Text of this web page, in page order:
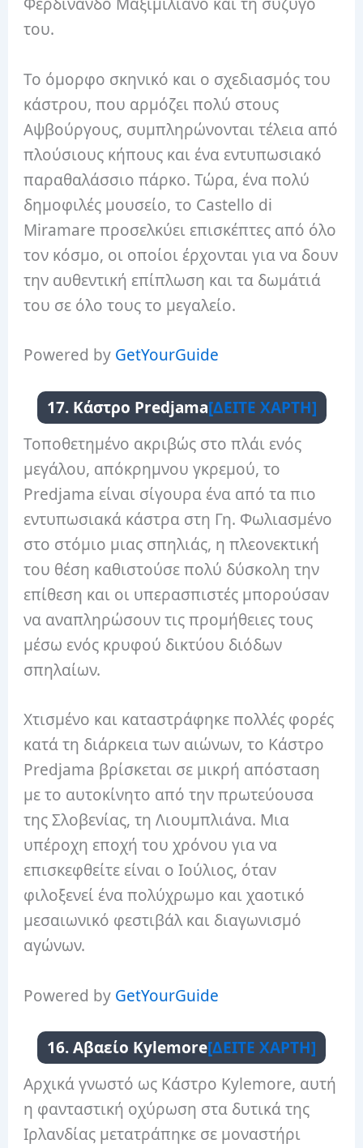
Φερδινάνδο Μαξιμιλιανό και τη σύζυγό
του.
Το όμορφο σκηνικό και ο σχεδιασμός του
κάστρου, που αρμόζει πολύ στους
Αψβούργους, συμπληρώνονται τέλεια από
πλούσιους κήπους και ένα εντυπωσιακό
παραθαλάσσιο πάρκο. Τώρα, ένα πολύ
δημοφιλές μουσείο, το Castello di
Miramare προσελκύει επισκέπτες από όλο
τον κόσμο, οι οποίοι έρχονται για να δουν
την αυθεντική επίπλωση και τα δωμάτιά
του σε όλο τους το μεγαλείο.
Powered by GetYourGuide
17. Κάστρο Predjama[ΔΕΙΤΕ ΧΑΡΤΗ]
Τοποθετημένο ακριβώς στο πλάι ενός
μεγάλου, απόκρημνου γκρεμού, το
Predjama είναι σίγουρα ένα από τα πιο
εντυπωσιακά κάστρα στη Γη. Φωλιασμένο
στο στόμιο μιας σπηλιάς, η πλεονεκτική
του θέση καθιστούσε πολύ δύσκολη την
επίθεση και οι υπερασπιστές μπορούσαν
να αναπληρώσουν τις προμήθειες τους
μέσω ενός κρυφού δικτύου διόδων
σπηλαίων.
Χτισμένο και καταστράφηκε πολλές φορές
κατά τη διάρκεια των αιώνων, το Κάστρο
Predjama βρίσκεται σε μικρή απόσταση
με το αυτοκίνητο από την πρωτεύουσα
της Σλοβενίας, τη Λιουμπλιάνα. Μια
υπέροχη εποχή του χρόνου για να
επισκεφθείτε είναι ο Ιούλιος, όταν
φιλοξενεί ένα πολύχρωμο και χαοτικό
μεσαιωνικό φεστιβάλ και διαγωνισμό
αγώνων.
Powered by GetYourGuide
16. Αβαείο Kylemore[ΔΕΙΤΕ ΧΑΡΤΗ]
Αρχικά γνωστό ως Κάστρο Kylemore, αυτή
η φανταστική οχύρωση στα δυτικά της
Ιρλανδίας μετατράπηκε σε μοναστήρι